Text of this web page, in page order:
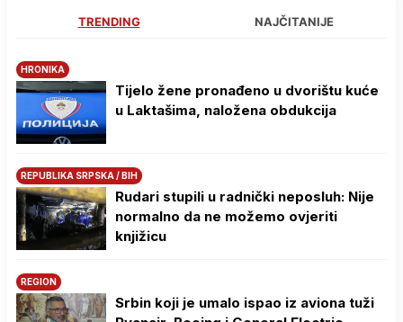
TRENDING NAJČITANIJE
HRONIKA
Tijelo žene pronađeno u dvorištu kuće
u Laktašima, naložena obdukcija
REPUBLIKA SRPSKA / BIH
Rudari stupili u radnički neposluh: Nije
normalno da ne možemo ovjeriti
knjižicu
REGION
Srbin koji je umalo ispao iz aviona tuži